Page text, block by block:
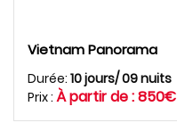
Vietnam Panorama
Durée: 10 jours/ 09 nuits
Prix : À partir de : 850€
Sihanoukville. DURÉE: [...]
READ MORE